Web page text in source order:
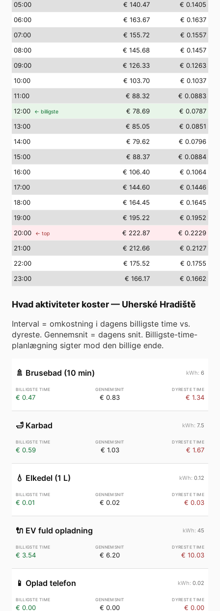
05:00 € 140.47
€ 0.1405
06:00 € 163.67
€ 0.1637
07:00 € 155.72
€ 0.1557
08:00 € 145.68
€ 0.1457
09:00 € 126.33
€ 0.1263
10:00 € 103.70
€ 0.1037
11:00 € 88.32
€ 0.0883
12:00 ← billigste € 78.69
€ 0.0787
13:00 € 85.05
€ 0.0851
14:00 € 79.62
€ 0.0796
15:00 € 88.37
€ 0.0884
16:00 € 106.40
€ 0.1064
17:00 € 144.60
€ 0.1446
18:00 € 164.45
€ 0.1645
19:00 € 195.22
€ 0.1952
20:00 ← top € 222.87
€ 0.2229
21:00 € 212.66
€ 0.2127
22:00 € 175.52
€ 0.1755
23:00 € 166.17 € 0.1662
Hvad aktiviteter koster— Uherské Hradiště
Interval = omkostning i dagens billigste time vs.
dyreste. Gennemsnit = dagens snit. Billigste-time-
planlægning sigter mod den billige ende.
🚿 Brusebad (10 min) 6
€ 0.47 € 0.83 € 1.34
🛁 Karbad 7.5
€ 0.59 € 1.03 € 1.67
💧 Elkedel (1 L) 0.12
€ 0.01 € 0.02 € 0.03
🔌 EV fuld opladning 45
€ 3.54 € 6.20 € 10.03
📱 Oplad telefon 0.02
€ 0.00 € 0.00 € 0.00